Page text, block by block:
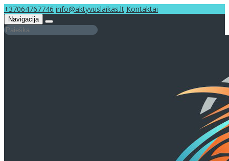
+37064767746 info@aktyvuslaikas.lt Kontaktai
Navigacija